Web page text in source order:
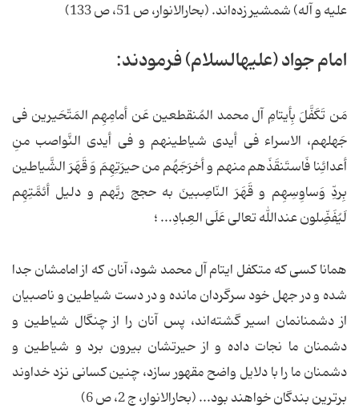
علیه و آله) شمشیر زده‌اند. (بحارالانوار، ص 51، ص 133)
امام جواد (علیه‏السلام) فرمودند:
مَن تَکَفَّلَ بِأیتامِ آل محمد المُنقطعین عَن أمامِهِم المَتّحَیرین فی
جَهلهم، الاسراء فی أیدی شیاطینهم و فی أیدی النَّواصب منِ
أعدائِنا فَاستَنقَذَهم منهم و أخرَجَهُم من حیرَتِهِمَ وَ قَهَرَ الشَّیاطین
بِردِّ وَساوِسِهِم و قَهَرَ النّاصِبینَ به حجج ربَّهم و دلیل أئمَّتِهِم
لَیُفَضِّلون عندالله تعالی عَلَی العِبادِ... ؛
همانا کسی که متکفل ایتام آل محمد شود، آنان که از امامشان جدا
شده و در جهل خود سرگردان مانده و در دست شیاطین و ناصبیان
از دشمنانمان اسیر گشته‌اند، پس آنان را از چنگال شیاطین و
دشمنان ما نجات داده و از حیرتشان بیرون برد و شیاطین و
دشمنان ما را با دلایل واضح مقهور سازد، چنین کسانی نزد خداوند
برترین بندگان خواهند بود... (بحارالانوار، ج 2، ص 6)